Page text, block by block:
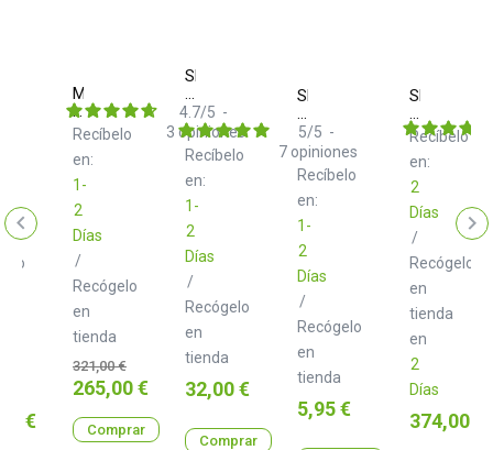
€
Monkey
Banana
Turbo
6
Black
Recíbelo
en:
1-
2
Días
/
Recógelo
en
tienda
Precio
base
321,00 €
Precio
265,00 €
Comprar
Skum
Acoustics
Fotter
Recíbelo
en:
1-
2
Días
/
Recógelo
en
tienda
4.7/5 -
3 opiniones
Precio
32,00 €
Comprar
Skum
Acoustics
Skac
Adhesive
Recíbelo
en:
1-
2
Días
/
Recógelo
en
tienda
5/5 -
7 opiniones
Precio
5,95 €
Skum
Acoustics
Streckkod
Nordic
Recíbelo
en:
2
Días
/
Recógelo
en
tienda
en
2
Días
Precio
374,00 €